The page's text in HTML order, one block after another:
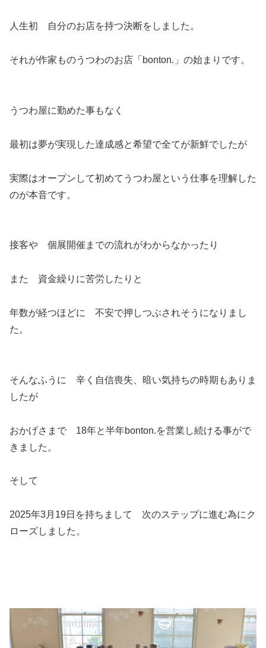
人生初 自分のお店を持つ決断をしました。
それが作家ものうつわのお店「bonton.」の始まりです。
うつわ屋に勤めた事もなく
最初は夢が実現した達成感と希望で全てが新鮮でしたが
実際はオープンして初めてうつわ屋という仕事を理解した
のが本音です。
接客や 個展開催までの流れがわからなかったり
また 資金繰りに苦労したりと
年数が経つほどに 不安で押しつぶされそうになりまし
た。
そんなふうに 辛く自信喪失、暗い気持ちの時期もありま
したが
おかげさまで 18年と半年bonton.を営業し続ける事がで
きました。
そして
2025年3月19日を持ちまして 次のステップに進む為にク
ローズしました。